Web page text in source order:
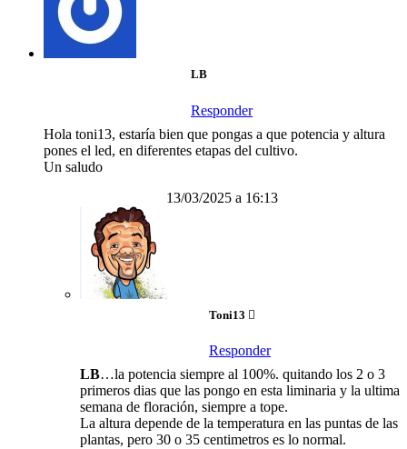
LB
Responder
Hola toni13, estaría bien que pongas a que potencia y altura
pones el led, en diferentes etapas del cultivo.
Un saludo
13/03/2025 a 16:13
Toni13
Responder
LB…la potencia siempre al 100%. quitando los 2 o 3
primeros dias que las pongo en esta liminaria y la ultima
semana de floración, siempre a tope.
La altura depende de la temperatura en las puntas de las
plantas, pero 30 o 35 centimetros es lo normal.